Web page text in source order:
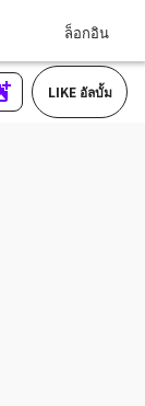
ล็อกอิน
LIKE อัลบั้ม